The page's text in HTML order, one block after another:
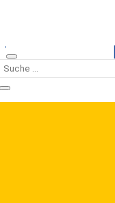
Technologie
stärker
Die mobile
Massenmarkt